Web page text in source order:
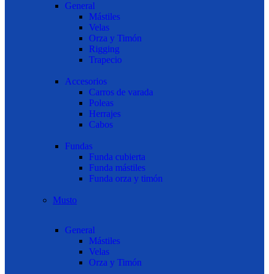
General
Mástiles
Velas
Orza y Timón
Rigging
Trapecio
Accesorios
Carros de varada
Poleas
Herrajes
Cabos
Fundas
Funda cubierta
Funda mástiles
Funda orza y timón
Musto
General
Mástiles
Velas
Orza y Timón